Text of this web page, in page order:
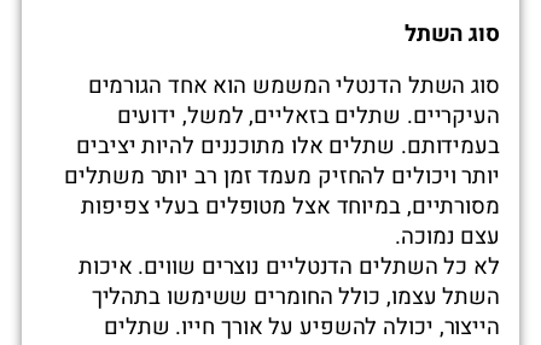
סוג השתל
סוג השתל הדנטלי המשמש הוא אחד הגורמים
העיקריים. שתלים בזאליים, למשל, ידועים
בעמידותם. שתלים אלו מתוכננים להיות יציבים
יותר ויכולים להחזיק מעמד זמן רב יותר משתלים
מסורתיים, במיוחד אצל מטופלים בעלי צפיפות
עצם נמוכה.
לא כל השתלים הדנטליים נוצרים שווים. איכות
השתל עצמו, כולל החומרים ששימשו בתהליך
הייצור, יכולה להשפיע על אורך חייו. שתלים